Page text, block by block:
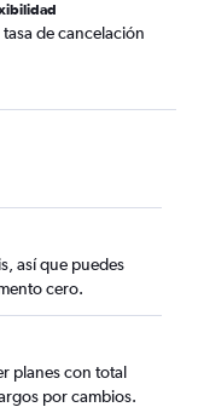
tasa de cancelación
así que puedes
cero.
planes con total
por cambios.